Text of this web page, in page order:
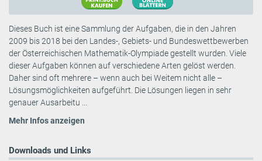
Dieses Buch ist eine Sammlung der Aufgaben, die in den Jahren
2009 bis 2018 bei den Landes-, Gebiets- und Bundeswettbewerben
der Österreichischen Mathematik-Olympiade gestellt wurden. Viele
dieser Aufgaben können auf verschiedene Arten gelöst werden.
Daher sind oft mehrere – wenn auch bei Weitem nicht alle –
Lösungsmöglichkeiten aufgeführt. Die Lösungen liegen in sehr
genauer Ausarbeitu ...
Mehr Infos anzeigen
Downloads und Links